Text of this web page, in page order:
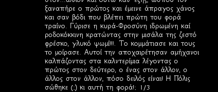
ξαναπήρε ο πρώτος και έμεινε άπραγος χάνος
και σαν βόδι που βλέπει πρώτη του φορά
τραίνο. Γύρισε η κυρά-Φροσύνη ιδρωμένη καί
ροδοκόκκινη κρατώντας στην μισάλα της ζεστό
φρέσκο, γλυκό ψωμί!!!. Το κομμάτιασε και τους
το μοίρασε. Αυτοί την αποχαιρέτησαν αμήχανοι
καλπάζοντας στα καλντερίμια λέγοντας ο
πρώτος στον δεύτερο, ο ένας στον άλλον, ο
άλλος στον άλλον, πόσο δειλός είναι! Η Πόλις
σώθηκε (;) κι αυτή τη φορά!; 1/3